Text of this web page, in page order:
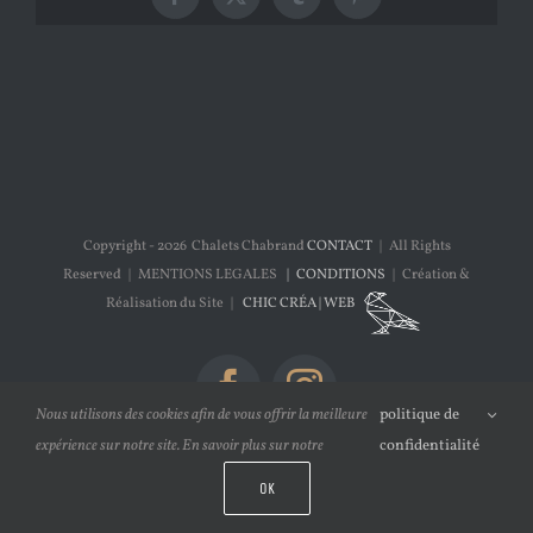
Copyright - 2026 Chalets ChabrandCONTACT| All Rights
Reserved | MENTIONS LEGALES
| CONDITIONS
| Création &
Réalisation du Site | CHIC CRÉA | WEB
FacebookInstagram
Nous utilisons des cookies afin de vous offrir la meilleure
expérience sur notre site. En savoir plus sur notre
politique de
confidentialité
OK